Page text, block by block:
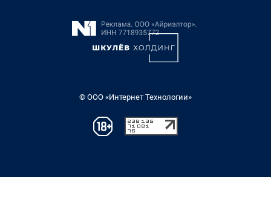
© ООО «Интернет Технологии»